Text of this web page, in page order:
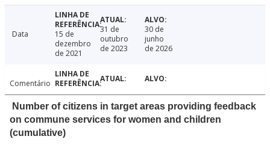
Data
15 de
dezembro
de 2021
31 de
outubro
de 2023
30 de
junho
de 2026
Comentário
Number of citizens in target areas providing feedback
on commune services for women and children
(cumulative)